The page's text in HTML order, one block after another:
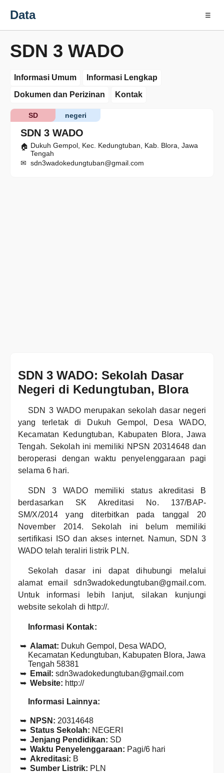
Data ☰
SDN 3 WADO
Informasi Umum
Informasi Lengkap
Dokumen dan Perizinan
Kontak
SDN 3 WADO
negeri
SD
Dukuh Gempol, Kec. Kedungtuban, Kab. Blora, Jawa
Tengah
sdn3wadokedungtuban@gmail.com
SDN 3 WADO: Sekolah Dasar
Negeri di Kedungtuban, Blora
SDN 3 WADO merupakan sekolah dasar negeri
yang terletak di Dukuh Gempol, Desa WADO,
Kecamatan Kedungtuban, Kabupaten Blora, Jawa
Tengah. Sekolah ini memiliki NPSN 20314648 dan
beroperasi dengan waktu penyelenggaraan pagi
selama 6 hari.
SDN 3 WADO memiliki status akreditasi B
berdasarkan SK Akreditasi No. 137/BAP-
SM/X/2014 yang diterbitkan pada tanggal 20
November 2014. Sekolah ini belum memiliki
sertifikasi ISO dan akses internet. Namun, SDN 3
WADO telah teraliri listrik PLN.
Sekolah dasar ini dapat dihubungi melalui
alamat email sdn3wadokedungtuban@gmail.com.
Untuk informasi lebih lanjut, silakan kunjungi
website sekolah di http://.
Informasi Kontak:
Alamat: Dukuh Gempol, Desa WADO,
Kecamatan Kedungtuban, Kabupaten Blora, Jawa
Tengah 58381
Email: sdn3wadokedungtuban@gmail.com
Website: http://
Informasi Lainnya:
NPSN: 20314648
Status Sekolah: NEGERI
Jenjang Pendidikan: SD
Waktu Penyelenggaraan: Pagi/6 hari
Akreditasi: B
Sumber Listrik: PLN